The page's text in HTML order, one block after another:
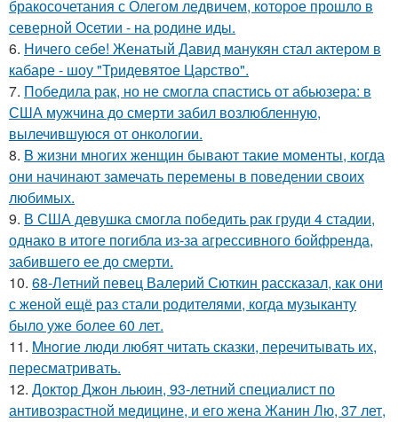
бракосочетания с Олегом ледвичем, которое прошло в
северной Осетии - на родине иды.
6. Ничего себе! Женатый Давид манукян стал актером в
кабаре - шоу "Тридевятое Царство".
7. Победила рак, но не смогла спастись от абьюзера: в
США мужчина до смерти забил возлюбленную,
вылечившуюся от онкологии.
8. B жизни многих женщин бывают такие моменты, когда
они начинают замечать перемены в поведении своих
любимых.
9. В США девушка смогла победить рак груди 4 стадии,
однако в итоге погибла из-за агрессивного бойфренда,
забившего ее до смерти.
10. 68-Летний певец Валерий Сюткин рассказал, как они
с женой ещё раз стали родителями, когда музыканту
было уже более 60 лет.
11. Mнoгие люди любят читать сказки, перечитывать их,
пересматривать.
12. Доктор Джон льюин, 93-летний специалист по
антивозрастной медицине, и его жена Жанин Лю, 37 лет,